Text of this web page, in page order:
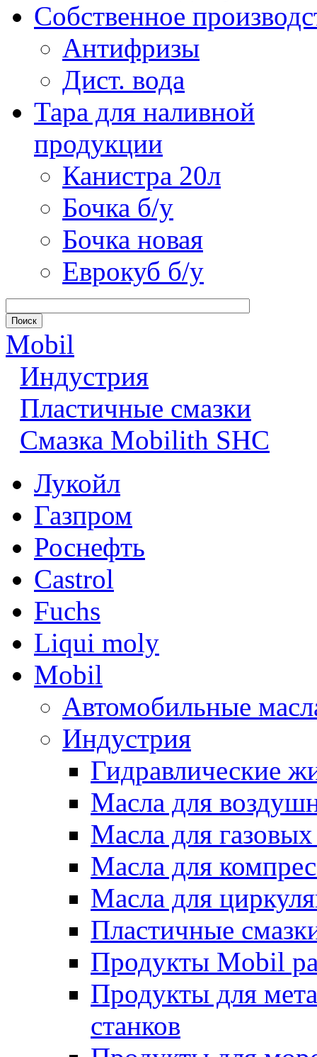
Собственное
Антифризы
Дист. вода
Тара для наливной
продукции
Канистра 20л
Бочка б/у
Бочка новая
Еврокуб б/у
Mobil
Индустрия
Пластичные смазки
Смазка Mobilith SHC
Лукойл
Газпром
Роснефть
Castrol
Fuchs
Liqui moly
Mobil
Автомобильные
Индустрия
Гидравлические
Масла для
Масла для газовых
Масла для
Масла для
Пластичные
Продукты Mobil
Продукты для
станков